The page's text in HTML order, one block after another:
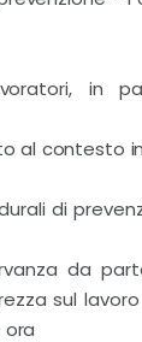
in
al contesto
di
da
sul
ora